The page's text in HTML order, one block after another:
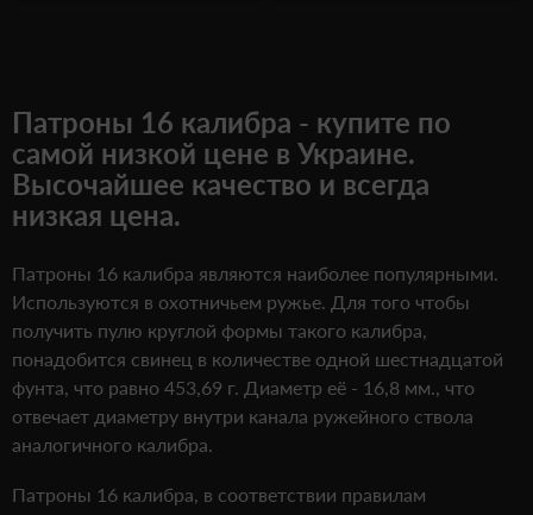
Патроны 16 калибра - купите по
самой низкой цене в Украине.
Высочайшее качество и всегда
низкая цена.
Патроны 16 калибра являются наиболее популярными.
Используются в охотничьем ружье. Для того чтобы
получить пулю круглой формы такого калибра,
понадобится свинец в количестве одной шестнадцатой
фунта, что равно 453,69 г. Диаметр её - 16,8 мм., что
отвечает диаметру внутри канала ружейного ствола
аналогичного калибра.
Патроны 16 калибра, в соответствии правилам